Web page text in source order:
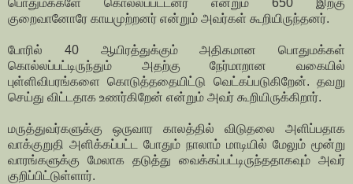
பொதுமக்களே கொல்லப்பட்டனர் என்றும் 650 இற்கு
குறைவானோரே காயமுற்றனர் என்றும் அவர்கள் கூறியிருந்தனர்.
போரில் 40 ஆயிரத்துக்கும் அதிகமான பொதுமக்கள்
கொல்லப்பட்டிருந்தும் அதற்கு நேர்மாறான வகையில்
புள்ளிவிபரங்களை கொடுத்ததையிட்டு வெட்கப்படுகிறேன். தவறு
செய்து விட்டதாக உணர்கிறேன் என்றும் அவர் கூறியிருக்கிறார்.
மருத்துவர்களுக்கு ஒருவார காலத்தில் விடுதலை அளிப்பதாக
வாக்குறுதி அளிக்கப்பட்ட போதும் நாலாம் மாடியில் மேலும் மூன்று
வாரங்களுக்கு மேலாக தடுத்து வைக்கப்பட்டிருந்ததாகவும் அவர்
குறிப்பிட்டுள்ளார்.